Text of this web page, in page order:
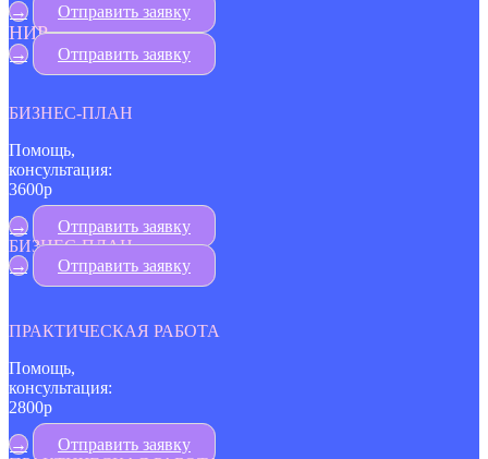
→
Отправить заявку
НИР
→ Отправить заявку
БИЗНЕС-ПЛАН
Помощь,
консультация:
3600р
→
Отправить заявку
БИЗНЕС-ПЛАН
→
Отправить заявку
ПРАКТИЧЕСКАЯ РАБОТА
Помощь,
консультация:
2800р
→
Отправить заявку